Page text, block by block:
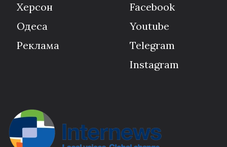
Херсон
Одеса
Реклама
Facebook
Youtube
Telegram
Instagram